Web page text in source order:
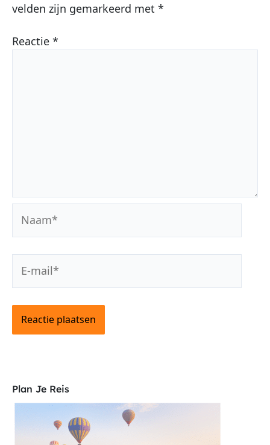
Plan Je Reis
velden zijn gemarkeerd met *
Reactie *
mail*